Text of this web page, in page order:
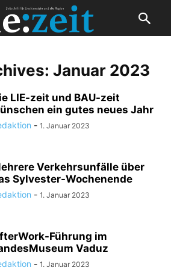
Januar 2023
LIE-zeit und BAU-zeit
ein gutes neues Jahr
- 1. Januar 2023
Verkehrsunfälle über
Sylvester-Wochenende
- 1. Januar 2023
Führung im
Vaduz
- 1. Januar 2023